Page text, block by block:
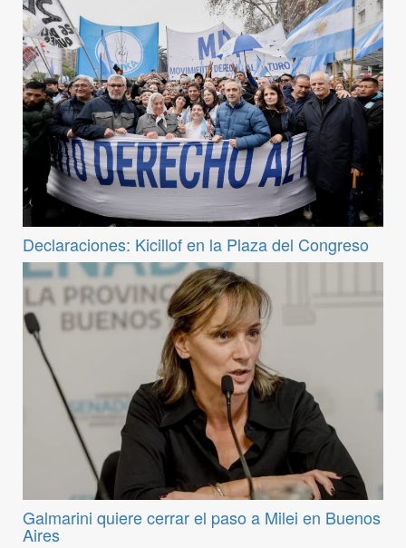
Declaraciones: Kicillof en la Plaza del Congreso
Galmarini quiere cerrar el paso a Milei en Buenos
Aires